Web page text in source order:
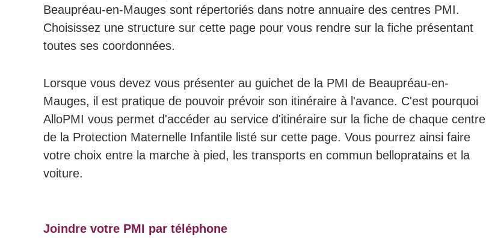
Beaupréau-en-Mauges sont répertoriés dans notre annuaire des centres PMI.
Choisissez une structure sur cette page pour vous rendre sur la fiche présentant
toutes ses coordonnées.
Lorsque vous devez vous présenter au guichet de la PMI de Beaupréau-en-
Mauges, il est pratique de pouvoir prévoir son itinéraire à l'avance. C'est pourquoi
AlloPMI vous permet d'accéder au service d'itinéraire sur la fiche de chaque centre
de la Protection Maternelle Infantile listé sur cette page. Vous pourrez ainsi faire
votre choix entre la marche à pied, les transports en commun bellopratains et la
voiture.
Joindre votre PMI par téléphone